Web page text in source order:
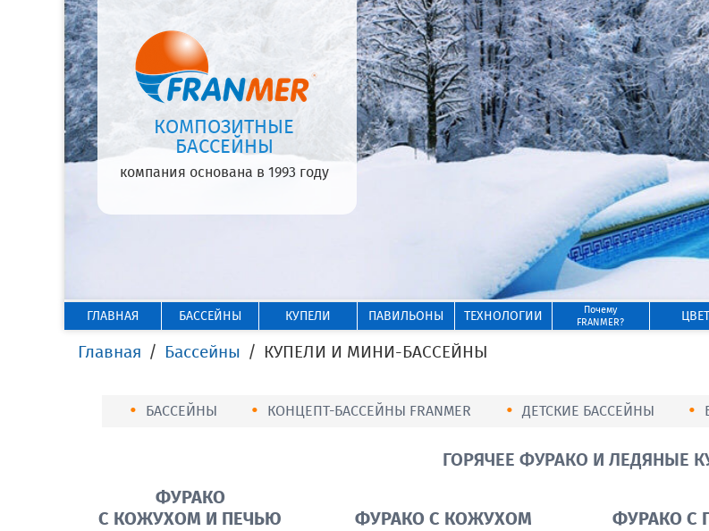
КОМПОЗИТНЫЕ
БАССЕЙНЫ
компания основана в 1993 году
ГЛАВНАЯ БАССЕЙНЫ КУПЕЛИ ПАВИЛЬОНЫ ТЕХНОЛОГИИ
Почему
FRANMER?
Главная Бассейны КУПЕЛИ И МИНИ-БАССЕЙНЫ
БАССЕЙНЫ КОНЦЕПТ-БАССЕЙНЫ FRANMER ДЕТСКИЕ БАССЕЙНЫ
ГОРЯЧЕЕ ФУРАКО И ЛЕДЯНЫЕ
ФУРАКО
С КОЖУХОМ И ПЕЧЬЮ
ФУРАКО С КОЖУХОМ ФУРАКО С